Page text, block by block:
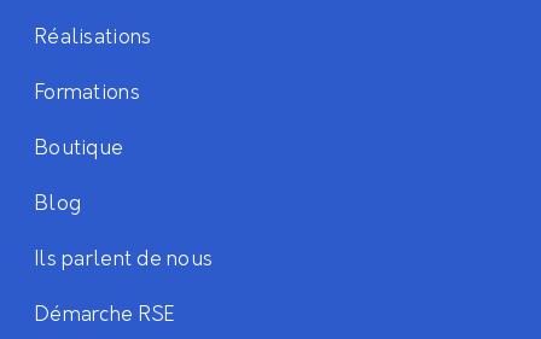
Réalisations
Formations
Boutique
Blog
Ils parlent de nous
Démarche RSE